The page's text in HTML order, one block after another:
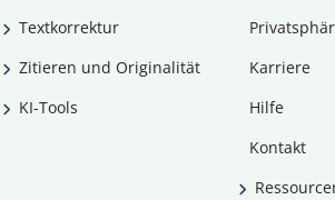
Textkorrektur
Zitieren und Originalität
KI-Tools
Karriere
Hilfe
Kontakt